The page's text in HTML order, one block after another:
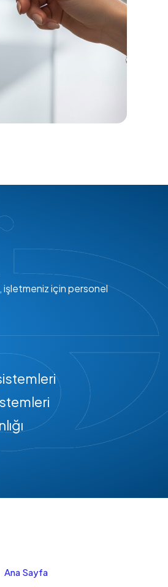
işletmeniz için personel
Ana Sayfa